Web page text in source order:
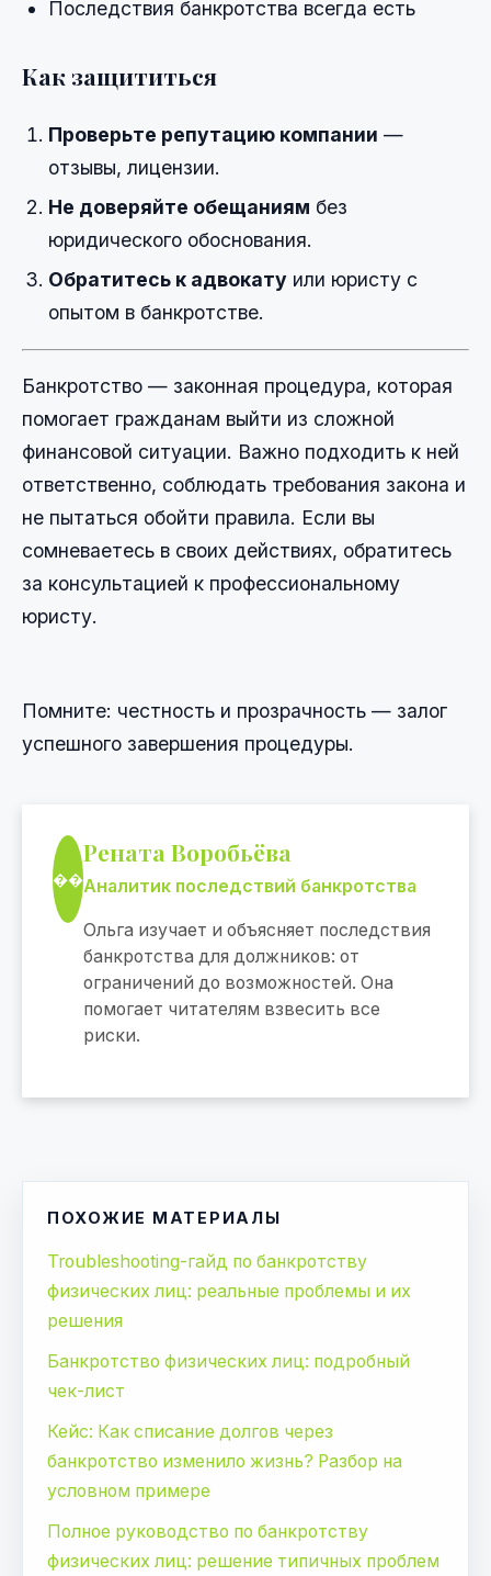
Последствия банкротства всегда есть
Как защититься
Проверьте репутацию компании —
отзывы, лицензии.
Не доверяйте обещаниям без
юридического обоснования.
Обратитесь к адвокату или юристу с
опытом в банкротстве.
Банкротство — законная процедура, которая
помогает гражданам выйти из сложной
финансовой ситуации. Важно подходить к ней
ответственно, соблюдать требования закона и
не пытаться обойти правила. Если вы
сомневаетесь в своих действиях, обратитесь
за консультацией к профессиональному
юристу.
Помните: честность и прозрачность — залог
успешного завершения процедуры.
��
Рената Воробьёва
Аналитик последствий банкротства
Ольга изучает и объясняет последствия
банкротства для должников: от
ограничений до возможностей. Она
помогает читателям взвесить все
риски.
ПОХОЖИЕ МАТЕРИАЛЫ
Troubleshooting-гайд по банкротству
физических лиц: реальные проблемы и их
решения
Банкротство физических лиц: подробный
чек-лист
Кейс: Как списание долгов через
банкротство изменило жизнь? Разбор на
условном примере
Полное руководство по банкротству
физических лиц: решение типичных проблем